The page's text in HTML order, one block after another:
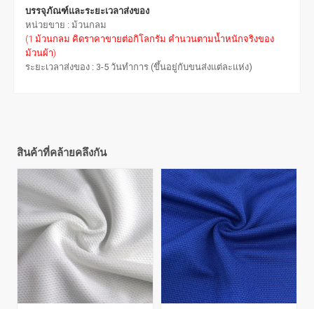
บรรจุภัณฑ์และระยะเวลาส่งของ
หน่วยขาย : ม้วนกลม
(1 ม้วนกลม คิดราคาขายต่อกิโลกรัม คำนวนตามน้ำหนักจริงของ
ม้วนผ้า)
ระยะเวลาส่งของ : 3-5 วันทำการ (ขึ้นอยู่กับขนส่งแต่ละแห่ง)
สินค้าที่คล้ายคลึงกัน